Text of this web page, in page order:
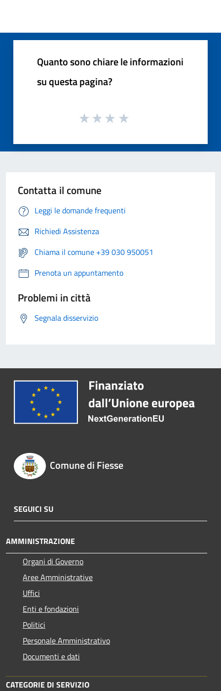
Quanto sono chiare le informazioni
su questa pagina?
Contatta il comune
Leggi le domande frequenti
Richiedi Assistenza
Chiama il comune +39 030 950051
Prenota un appuntamento
Problemi in città
Segnala disservizio
Comune di Fiesse
SEGUICI SU
AMMINISTRAZIONE
Organi di Governo
Aree Amministrative
Uffici
Enti e fondazioni
Politici
Personale Amministrativo
Documenti e dati
CATEGORIE DI SERVIZIO